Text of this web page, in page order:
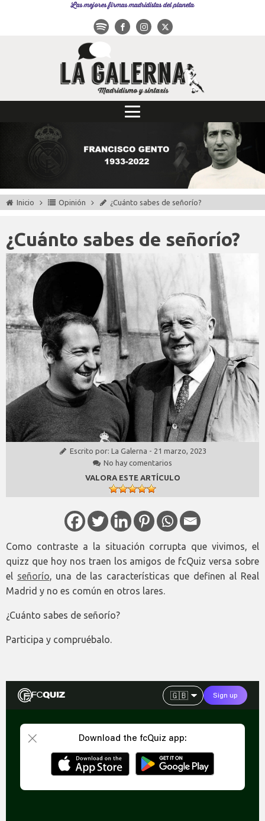
Las mejores firmas madridistas del planeta
Inicio Opinión ¿Cuánto sabes de señorío?
¿Cuánto sabes de señorío?
Escrito por: La Galerna - 21 marzo, 2023
No hay comentarios
VALORA ESTE ARTÍCULO
Como contraste a la situación corrupta que vivimos, el
quizz que hoy nos traen los amigos de fcQuiz versa sobre
el señorío, una de las características que definen al Real
Madrid y no es común en otros lares.
¿Cuánto sabes de señorío?
Participa y compruébalo.